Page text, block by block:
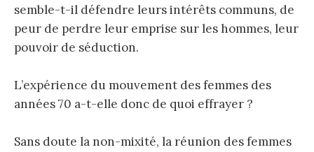
semble-t-il défendre leurs intérêts communs, de
peur de perdre leur emprise sur les hommes, leur
pouvoir de séduction.
L’expérience du mouvement des femmes des
années 70 a-t-elle donc de quoi effrayer ?
Sans doute la non-mixité, la réunion des femmes